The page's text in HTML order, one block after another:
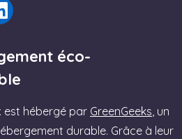
éco-
est hébergé par GreenGeeks, un
durable. Grâce à leur